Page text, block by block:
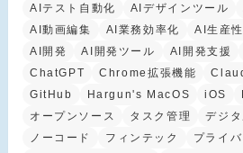
AIテスト自動化
AIデザインツール
AI動画編集
AI業務効率化 AI生産
AI開発
AI開発ツール AI開発支援
ChatGPT
Chrome拡張機能
GitHub
Hargun's MacOS iOS
オープンソース
タスク管理
デジ
ノーコード
フィンテック
プライ